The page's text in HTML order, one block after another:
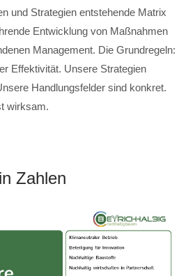
und Strategien entstehende Matrix
Entwicklung von Maßnahmen
Management. Die Grundregeln:
Effektivität. Unsere Strategien
Handlungsfelder sind konkret.
wirksam.
Zahlen